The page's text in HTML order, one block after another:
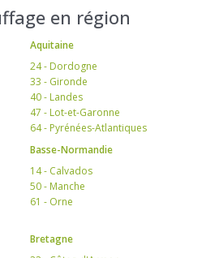
en région
Aquitaine
24 - Dordogne
33 - Gironde
40 - Landes
47 - Lot-et-Garonne
64 - Pyrénées-Atlantiques
Basse-Normandie
14 - Calvados
50 - Manche
61 - Orne
Bretagne